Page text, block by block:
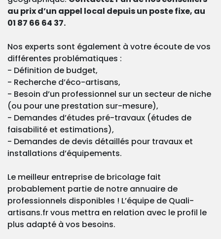
au prix d’un appel local depuis un poste fixe, au
01 87 66 64 37.
Nos experts sont également à votre écoute de vos
différentes problématiques :
- Définition de budget,
- Recherche d’éco-artisans,
- Besoin d’un professionnel sur un secteur de niche
(ou pour une prestation sur-mesure),
- Demandes d’études pré-travaux (études de
faisabilité et estimations),
- Demandes de devis détaillés pour travaux et
installations d’équipements.
Le meilleur entreprise de bricolage fait
probablement partie de notre annuaire de
professionnels disponibles ! L’équipe de Quali-
artisans.fr vous mettra en relation avec le profil le
plus adapté à vos besoins.